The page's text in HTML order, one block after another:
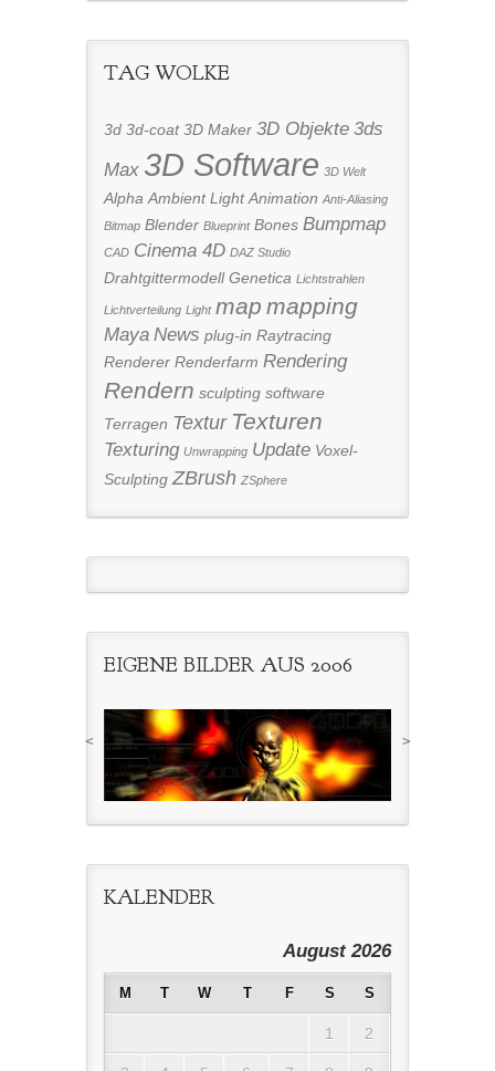
TAG WOLKE
3d 3d-coat 3D Maker 3D Objekte 3ds
Max 3D Software 3D Welt
Alpha Ambient Light Animation Anti-Aliasing
Bitmap Blender Blueprint Bones Bumpmap
CAD Cinema 4D DAZ Studio
Drahtgittermodell Genetica Lichtstrahlen
Lichtverteilung Light map mapping
Maya News plug-in Raytracing
Renderer Renderfarm Rendering
Rendern sculpting software
Terragen Textur Texturen
Texturing Unwrapping Update Voxel-
Sculpting ZBrush ZSphere
EIGENE BILDER AUS 2006
< >
KALENDER
August 2026
M T W T F S S
1 2